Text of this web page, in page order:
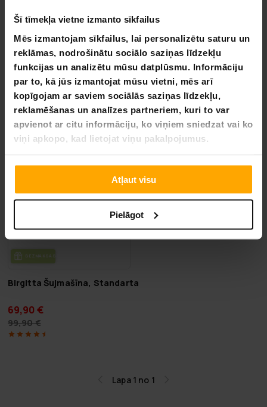
Šī tīmekļa vietne izmanto sīkfailus
Mēs izmantojam sīkfailus, lai personalizētu saturu un
reklāmas, nodrošinātu sociālo saziņas līdzekļu
funkcijas un analizētu mūsu datplūsmu. Informāciju
par to, kā jūs izmantojat mūsu vietni, mēs arī
kopīgojam ar saviem sociālās saziņas līdzekļu,
reklamēšanas un analīzes partneriem, kuri to var
apvienot ar citu informāciju, ko viņiem sniedzat vai ko
viņi apkopo, kad lietojat viņu pakalpojumus.
Atļaut visu
Pielāgot
29,90 €
49,90 €
79,90 €
119,00 €
-30% VA­SA­RAS IZ­SKA­ŅA
BEZ­MAK­SAS PIE­GĀ­DE
Birgitta Šujmašīna, Standarta
69,90 €
99,90 €
Lapa 1 no 1